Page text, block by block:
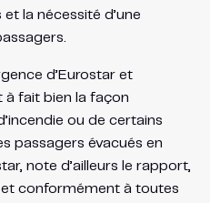
la nécessité d’une
d’Eurostar et
à fait bien la façon
ou de certains
passagers évacués en
note d’ailleurs le rapport,
et conformément à toutes